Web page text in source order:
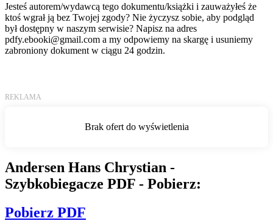
Jesteś autorem/wydawcą tego dokumentu/książki i zauważyłeś że
ktoś wgrał ją bez Twojej zgody? Nie życzysz sobie, aby podgląd
był dostępny w naszym serwisie? Napisz na adres
pdfy.ebooki@gmail.com a my odpowiemy na skargę i usuniemy
zabroniony dokument w ciągu 24 godzin.
Andersen Hans Chrystian -
Szybkobiegacze PDF - Pobierz:
Pobierz PDF